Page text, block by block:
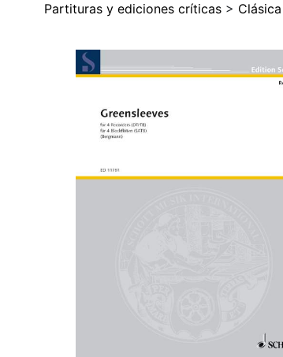
Partituras y ediciones críticas > Clásica